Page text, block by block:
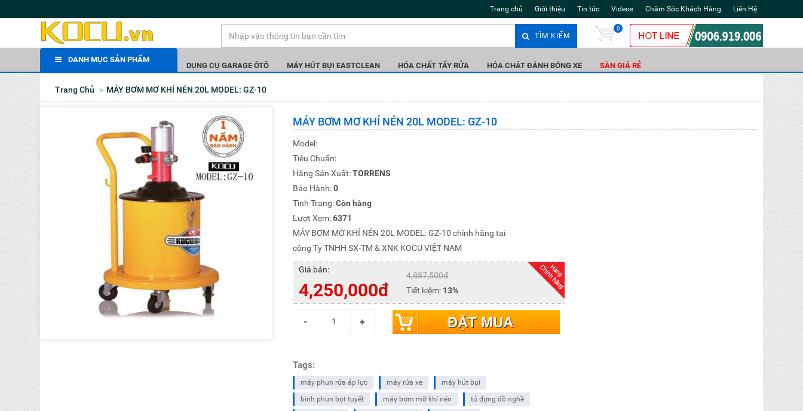
Trang chủ Giới thiệu Tin tức Videos Chăm Sóc Khách Hàng Liên Hệ
TÌM KIẾM
0
DANH MỤC SẢN PHẨM
DỤNG CỤ GARAGE ÔTÔ MÁY HÚT BỤI EASTCLEAN HÓA CHẤT TẨY RỬA HÓA CHÂT ĐÁNH BÓNG XE SÀN GIÁ RẺ
Trang Chủ MÁY BƠM MƠ KHÍ NÉN 20L MODEL: GZ-10
MÁY BƠM MƠ KHÍ NÉN 20L MODEL: GZ-10
Model:
Tiêu Chuẩn:
Hãng Sản Xuất:TORRENS
Bảo Hành:0
Tình Trạng:Còn hàng
Lượt Xem:6371
MÁY BƠM MƠ KHÍ NÉN 20L MODEL: GZ-10 chính hãng tại
công Ty TNHH SX-TM & XNK KOCU VIỆT NAM
Giá bán:
4,250,000đ
4,887,500đ
Tiết kiệm: 13%
ĐẶT MUA
Tags:
máy phun rửa áp lực máy rửa xe
máy hút bụi
bình phun bọt tuyết
máy bơm mỡ khí nén
tủ đựng đồ nghề